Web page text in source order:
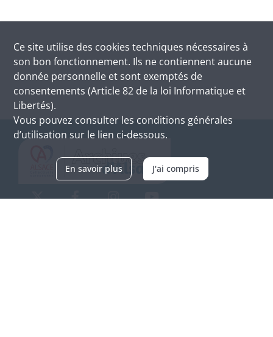
Ce site utilise des cookies techniques nécessaires à
son bon fonctionnement. Ils ne contiennent aucune
donnée personnelle et sont exemptés de
consentements (Article 82 de la loi Informatique et
Libertés).
Vous pouvez consulter les conditions générales
d’utilisation sur le lien ci-dessous.
En savoir plus J'ai compris